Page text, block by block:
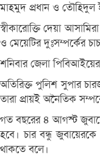
মাহমুদ প্রধান ও তৌহিদুল
স্বীকারোক্তি দেয়া
ও মেয়েটির দুঃসম্পর্কের
শনিবার জেলা
অতিরিক্ত পুলিশ সুপার
তারা প্রায়ই অনৈতিক
গত বছরের ৪ আগস্ট
হবে। চার বন্ধু
থাকতে বলে।